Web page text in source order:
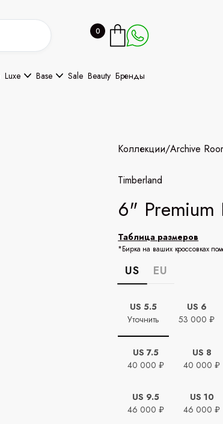
0
Luxe Base Sale Beauty Бренды
Коллекции/Archive
Timberland
6" Premium
Таблица размеров
*Бирка на ваших кроссовках
US EU
US 5.5
Уточнить
US 6
53 000 ₽
US 7.5
40 000 ₽
US 8
40 000 ₽
US 9.5
46 000 ₽
US 10
46 000 ₽